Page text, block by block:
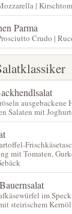
|
Parma
Crudo |
ausgebackene
Salaten mit
mit Tomaten,
im
steirischem